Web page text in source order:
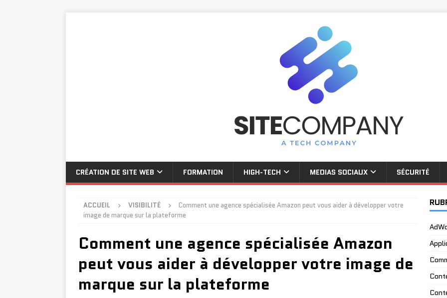
CRÉATION DE SITE WEB FORMATION HIGH-TECH MEDIAS SOCIAUX SÉCURITÉ
ACCUEIL VISIBILITÉ
Comment une agence spécialisée Amazon peut vous aider à développer votre
image de marque sur la plateforme
Comment une agence spécialisée Amazon
peut vous aider à développer votre image de
marque sur la plateforme